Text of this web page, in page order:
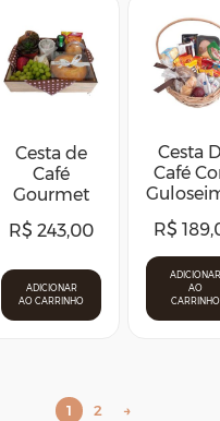
Cesta de
Café
Gourmet
R$ 243,00
ADICIONAR
AO CARRINHO
Cesta
Café
R$
ADICIONAR
AO
CARRINHO
1 2 →